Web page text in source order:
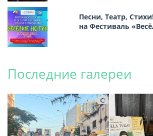
Песни, Театр,
на Фестиваль
Последние галереи